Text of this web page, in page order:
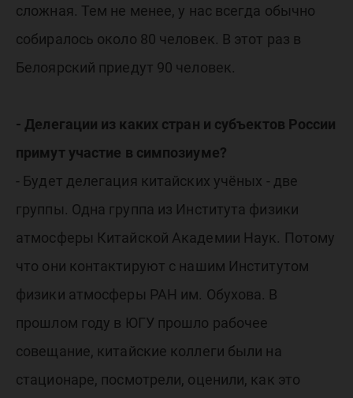
сложная. Тем не менее, у нас всегда обычно
собиралось около 80 человек. В этот раз в
Белоярский приедут 90 человек.
- Делегации из каких стран и субъектов России
примут участие в симпозиуме?
- Будет делегация китайских учёных - две
группы. Одна группа из Института физики
атмосферы Китайской Академии Наук. Потому
что они контактируют с нашим Институтом
физики атмосферы РАН им. Обухова. В
прошлом году в ЮГУ прошло рабочее
совещание, китайские коллеги были на
стационаре, посмотрели, оценили, как это